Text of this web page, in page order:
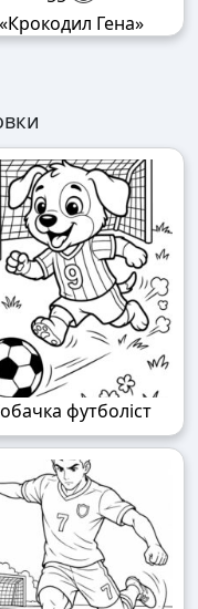
«Крокодил Гена»
футболіст